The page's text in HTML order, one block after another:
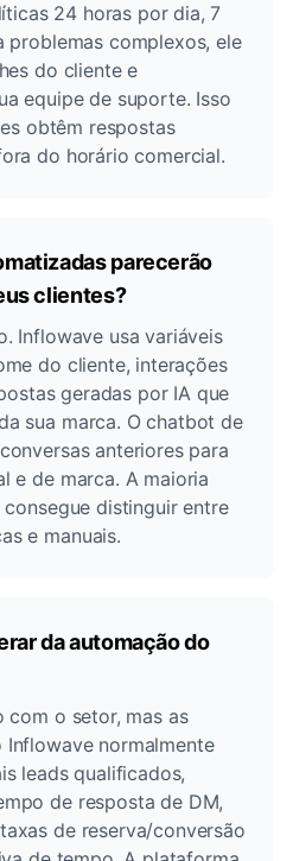
24 horas por dia, 7
problemas complexos, ele
do cliente e
equipe de suporte. Isso
obtêm respostas
do horário comercial.
parecerão
clientes?
Inflowave usa variáveis
do cliente, interações
geradas por IA que
sua marca. O chatbot de
anteriores para
e de marca. A maioria
distinguir entre
e manuais.
da automação do
com o setor, mas as
Inflowave normalmente
leads qualificados,
de resposta de DM,
de reserva/conversão